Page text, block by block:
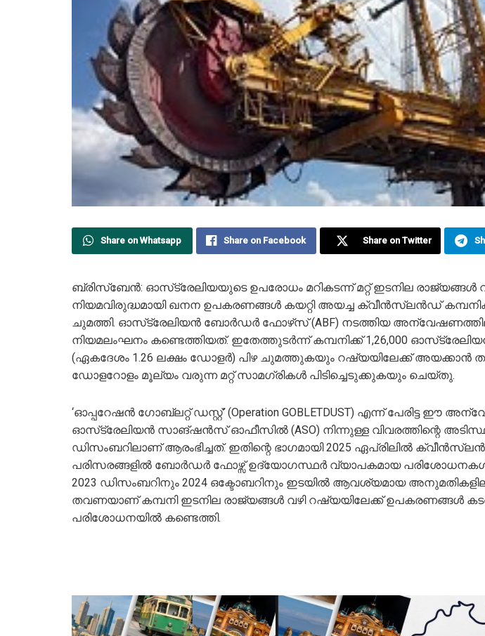
Share on Whatsapp Share on Facebook Share on Twitter
ബ്രിസ്ബേൻ: ഓസ്‌ട്രേലിയയുടെ ഉപരോധം മറികടന്ന് മറ്റ് ഇടനില രാജ്യങ്ങൾ
നിയമവിരുദ്ധമായി ഖനന ഉപകരണങ്ങൾ കയറ്റി അയച്ച ക്വീൻസ്‌ലൻഡ്
ചുമത്തി. ഓസ്‌ട്രേലിയൻ ബോർഡർ ഫോഴ്‌സ് (ABF) നടത്തിയ
നിയമലംഘനം കണ്ടെത്തിയത്. ഇതേത്തുടർന്ന് കമ്പനിക്ക് 1,26,000
(ഏകദേശം 1.26 ലക്ഷം ഡോളർ) പിഴ ചുമത്തുകയും റഷ്യയിലേക്ക് അയക്കാൻ
ഡോളറോളം മൂല്യം വരുന്ന മറ്റ് സാമഗ്രികൾ പിടിച്ചെടുക്കുകയും ചെയ്തു.
‘ഓപ്പറേഷൻ ഗോബ്ലറ്റ് ഡസ്റ്റ്’ (Operation GOBLETDUST) എന്ന് പേരിട്ട ഈ
ഓസ്‌ട്രേലിയൻ സാങ്ഷൻസ് ഓഫീസിൽ (ASO) നിന്നുള്ള വിവരത്തിന്റെ
ഡിസംബറിലാണ് ആരംഭിച്ചത്. ഇതിന്റെ ഭാഗമായി 2025 ഏപ്രിലിൽ
പരിസരങ്ങളിൽ ബോർഡർ ഫോഴ്സ് ഉദ്യോഗസ്ഥർ വ്യാപകമായ പരിശോധനകൾ
2023 ഡിസംബറിനും 2024 ഒക്ടോബറിനും ഇടയിൽ ആവശ്യമായ
തവണയാണ് കമ്പനി ഇടനില രാജ്യങ്ങൾ വഴി റഷ്യയിലേക്ക് ഉപകരണങ്ങൾ
പരിശോധനയിൽ കണ്ടെത്തി.